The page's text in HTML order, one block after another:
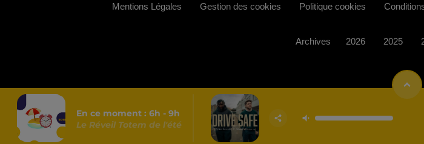
En ce moment : 6h - 9h
Le Réveil Totem de l'été
Mentions Légales Gestion des cookies Politique cookies
Archives 2026 2025